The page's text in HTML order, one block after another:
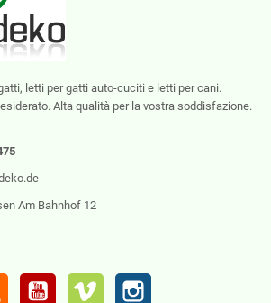
letti per gatti auto-cuciti e letti per cani.
Alta qualità per la vostra soddisfazione.
Am Bahnhof 12
YouTube Vimeo